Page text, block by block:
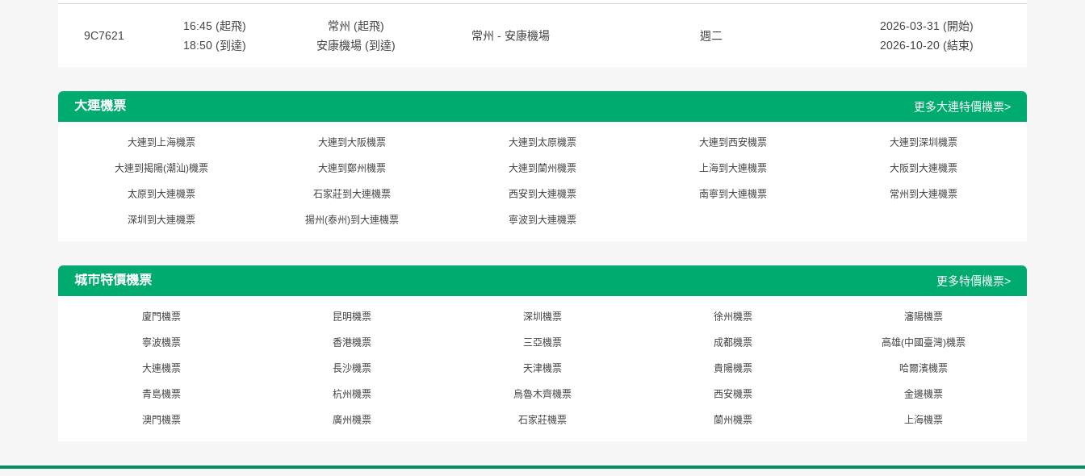
9C7621
16:45 (起飛)
18:50 (到達)
常州 (起飛)
安康機場 (到達)
常州 - 安康機場 週二
2026-03-31 (開始)
2026-10-20 (結束)
大連機票 更多大連特價機票>
大連到上海機票 大連到大阪機票 大連到太原機票 大連到西安機票 大連到深圳機票
大連到揭陽(潮汕)機票 大連到鄭州機票 大連到蘭州機票 上海到大連機票 大阪到大連機票
太原到大連機票 石家莊到大連機票 西安到大連機票 南寧到大連機票 常州到大連機票
深圳到大連機票 揚州(泰州)到大連機票 寧波到大連機票
城市特價機票 更多特價機票>
廈門機票 昆明機票 深圳機票 徐州機票 瀋陽機票
寧波機票 香港機票 三亞機票 成都機票 高雄(中國臺灣)機票
大連機票 長沙機票 天津機票 貴陽機票 哈爾濱機票
青島機票 杭州機票 烏魯木齊機票 西安機票 金邊機票
澳門機票 廣州機票 石家莊機票 蘭州機票 上海機票